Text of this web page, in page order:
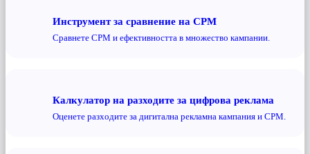
Инструмент за сравнение на CPM
Сравнете CPM и ефективността в множество кампании.
Калкулатор на разходите за цифрова реклама
Оценете разходите за дигитална рекламна кампания и CPM.